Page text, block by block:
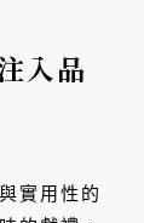
入品
實用性的